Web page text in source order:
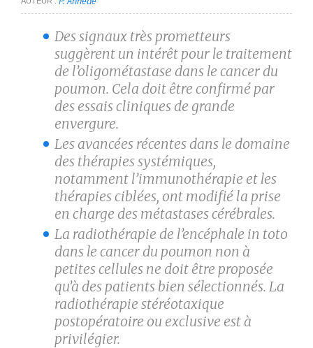
Des signaux très prometteurs
suggèrent un intérêt pour le traitement
de l’oligométastase dans le cancer du
poumon. Cela doit être confirmé par
des essais cliniques de grande
envergure.
Les avancées récentes dans le domaine
des thérapies systémiques,
notamment l’immunothérapie et les
thérapies ciblées, ont modifié la prise
en charge des métastases cérébrales.
La radiothérapie de l’encéphale in toto
dans le cancer du poumon non à
petites cellules ne doit être proposée
qu’à des patients bien sélectionnés. La
radiothérapie stéréotaxique
postopératoire ou exclusive est à
privilégier.